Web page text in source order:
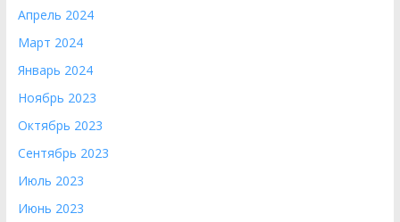
Апрель 2024
Март 2024
Январь 2024
Ноябрь 2023
Октябрь 2023
Сентябрь 2023
Июль 2023
Июнь 2023